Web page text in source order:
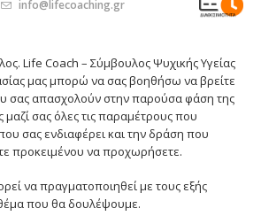
info@lifecoaching.gr
Life Coach – Σύμβουλος Ψυχικής Υγείας
μας μπορώ να σας βοηθήσω να βρείτε
σας απασχολούν στην παρούσα φάση της
μαζί σας όλες τις παραμέτρους που
σας ενδιαφέρει και την δράση που
προκειμένου να προχωρήσετε.
να πραγματοποιηθεί με τους εξής
που θα δουλέψουμε.